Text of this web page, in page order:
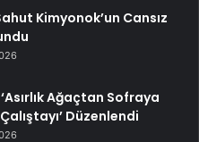
Kimyonok’un Cansız
Ağaçtan Sofraya
Düzenlendi